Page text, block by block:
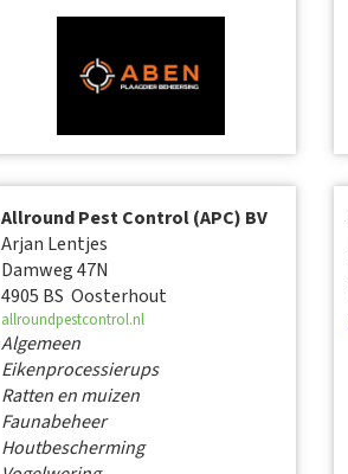
Allround Pest Control (APC) BV
Arjan Lentjes
Damweg 47N
4905 BS Oosterhout
allroundpestcontrol.nl
Algemeen
Eikenprocessierups
Ratten en muizen
Faunabeheer
Houtbescherming